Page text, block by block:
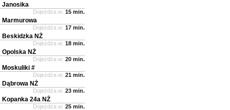
Janosika
Dojeżdża w: 15 min.
Marmurowa
Dojeżdża w: 17 min.
Beskidzka NŻ
Dojeżdża w: 18 min.
Opolska NŻ
Dojeżdża w: 20 min.
Moskuliki #
Dojeżdża w: 21 min.
Dąbrowa NŻ
Dojeżdża w: 23 min.
Kopanka 24a NŻ
Dojeżdża w: 25 min.